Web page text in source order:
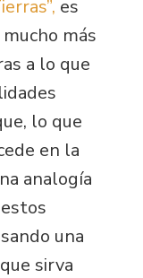
es
más
a lo que
lo que
en la
analogía
una
sirva